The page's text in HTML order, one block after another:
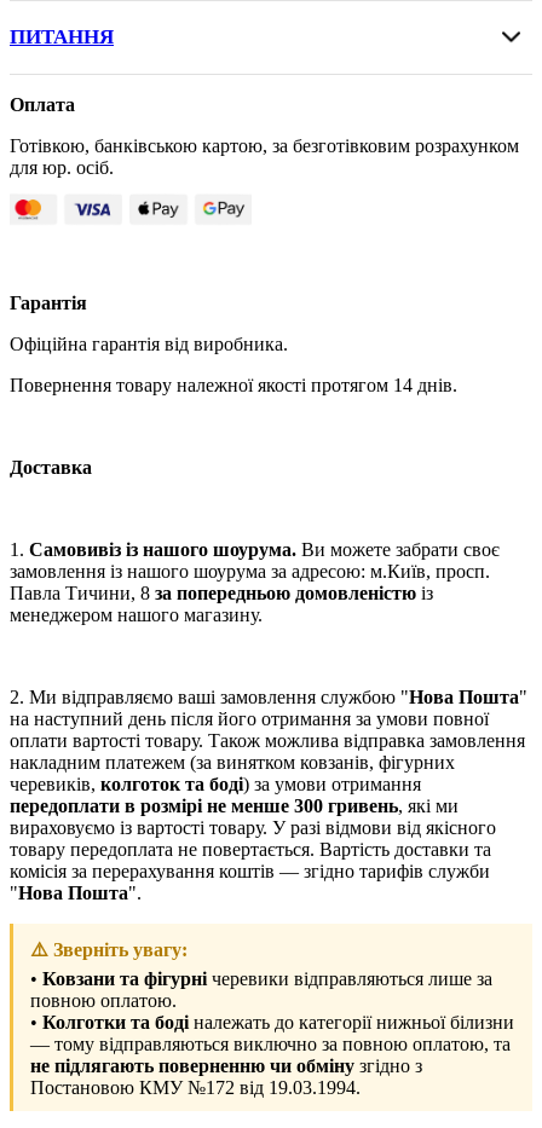
ПИТАННЯ
Оплата
Готівкою, банківською картою, за безготівковим розрахунком
для юр. осіб.
Гарантія
Офіційна гарантія від виробника.
Повернення товару належної якості протягом 14 днів.
Доставка
1. Самовивіз із нашого шоурума. Ви можете забрати своє
замовлення із нашого шоурума за адресою: м.Київ, просп.
Павла Тичини, 8 за попередньою домовленістю із
менеджером нашого магазину.
2. Ми відправляємо ваші замовлення службою "Нова Пошта"
на наступний день після його отримання за умови повної
оплати вартості товару. Також можлива відправка замовлення
накладним платежем (за винятком ковзанів, фігурних
черевиків, колготок та боді) за умови отримання
передоплати в розмірі не менше 300 гривень, які ми
вираховуємо із вартості товару. У разі відмови від якісного
товару передоплата не повертається. Вартість доставки та
комісія за перерахування коштів — згідно тарифів служби
"Нова Пошта".
⚠️ Зверніть увагу:
• Ковзани та фігурні черевики відправляються лише за
повною оплатою.
• Колготки та боді належать до категорії нижньої білизни
— тому відправляються виключно за повною оплатою, та
не підлягають поверненню чи обміну згідно з
Постановою КМУ №172 від 19.03.1994.